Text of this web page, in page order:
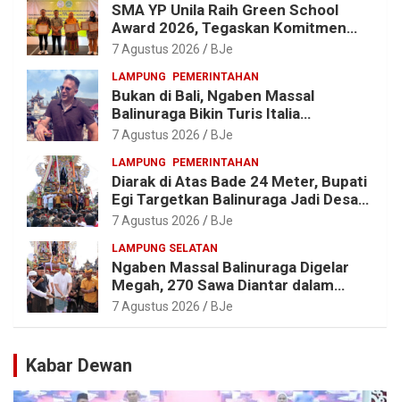
SMA YP Unila Raih Green School
Award 2026, Tegaskan Komitmen
Wujudkan Sekolah Ramah
7 Agustus 2026 BJe
LAMPUNG PEMERINTAHAN
Bukan di Bali, Ngaben Massal
Balinuraga Bikin Turis Italia
Terpukau, Puluhan Ribu Orang Ikut
7 Agustus 2026 BJe
LAMPUNG PEMERINTAHAN
Diarak di Atas Bade 24 Meter, Bupati
Egi Targetkan Balinuraga Jadi Desa
Wisata Budaya 2027
7 Agustus 2026 BJe
LAMPUNG SELATAN
Ngaben Massal Balinuraga Digelar
Megah, 270 Sawa Diantar dalam
Tradisi Suci yang Gerakkan Ekonomi
7 Agustus 2026 BJe
Kabar Dewan